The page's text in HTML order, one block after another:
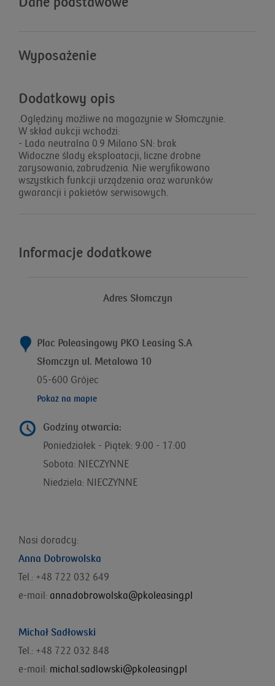
Wyposażenie
Dodatkowy opis
.Oględziny możliwe na magazynie w Słomczynie.
W skład aukcji wchodzi:
- Lada neutralna 0.9 Milano SN: brak
Widoczne ślady eksploatacji, liczne drobne
zarysowania, zabrudzenia. Nie weryfikowano
wszystkich funkcji urządzenia oraz warunków
gwarancji i pakietów serwisowych.
Informacje dodatkowe
Adres Słomczyn
Plac Poleasingowy PKO Leasing S.A
Słomczyn ul. Metalowa 10
05-600 Grójec
Pokaż na mapie
Godziny otwarcia:
Poniedziałek - Piątek: 9:00 - 17:00
Sobota: NIECZYNNE
Niedziela: NIECZYNNE
Nasi doradcy:
Anna Dobrowolska
Tel.: +48 722 032 649
e-mail: anna.dobrowolska@pkoleasing.pl
Michał Sadłowski
Tel.: +48 722 032 848
e-mail: michal.sadlowski@pkoleasing.pl